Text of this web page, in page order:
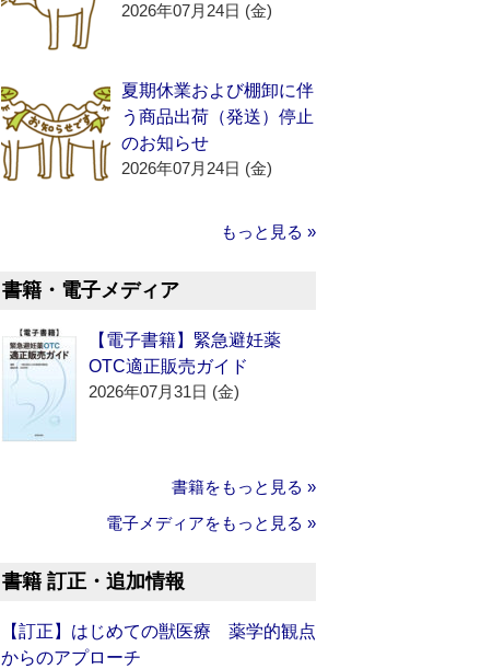
2026年07月24日 (金)
夏期休業および棚卸に伴
う商品出荷（発送）停止
のお知らせ
2026年07月24日 (金)
もっと見る »
書籍・電子メディア
【電子書籍】緊急避妊薬
OTC適正販売ガイド
2026年07月31日 (金)
書籍をもっと見る »
電子メディアをもっと見る »
書籍 訂正・追加情報
【訂正】はじめての獣医療 薬学的観点
からのアプローチ